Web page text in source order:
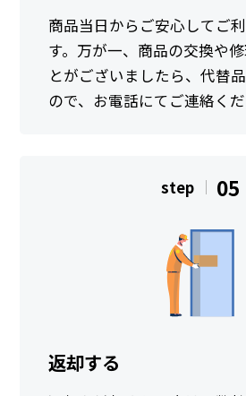
商品当日からご安心してご
す。万が一、商品の交換や
とがございましたら、代替
ので、お電話にてご連絡くだ
step 05
返却する